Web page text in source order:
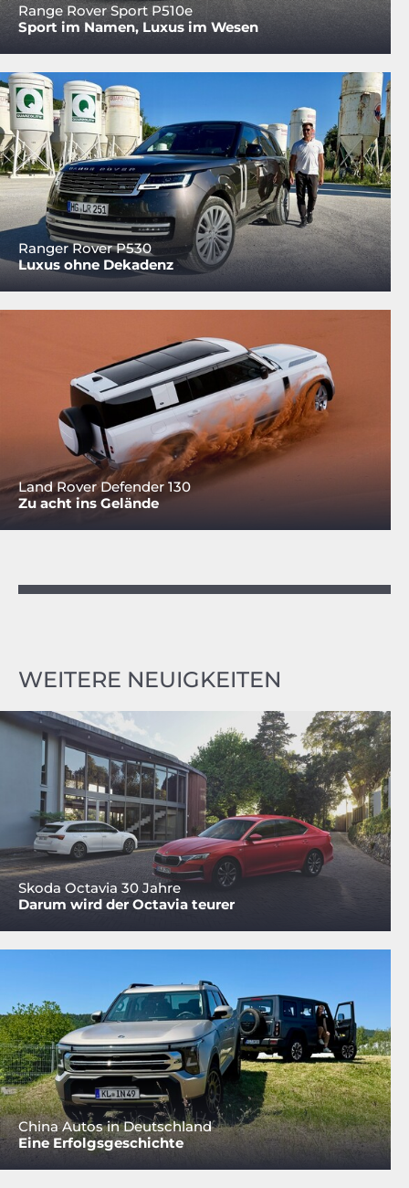
Range Rover Sport P510e
Sport im Namen, Luxus im Wesen
Ranger Rover P530
Luxus ohne Dekadenz
Land Rover Defender 130
Zu acht ins Gelände
WEITERE NEUIGKEITEN
Skoda Octavia 30 Jahre
Darum wird der Octavia teurer
China Autos in Deutschland
Eine Erfolgsgeschichte